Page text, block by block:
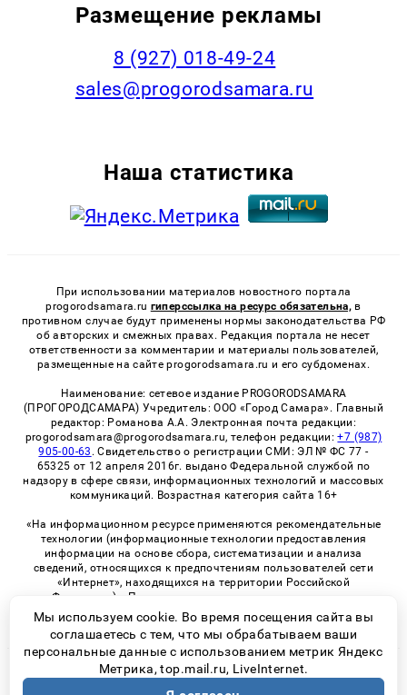
Размещение рекламы
8 (927) 018-49-24
sales@progorodsamara.ru
Наша статистика
При использовании материалов новостного портала
progorodsamara.ru гиперссылка на ресурс обязательна, в
противном случае будут применены нормы законодательства РФ
об авторских и смежных правах. Редакция портала не несет
ответственности за комментарии и материалы пользователей,
размещенные на сайте progorodsamara.ru и его субдоменах.
Наименование: сетевое издание PROGORODSAMARA
(ПРОГОРОДСАМАРА) Учредитель: ООО «Город Самара». Главный
редактор: Романова А.А. Электронная почта редакции:
progorodsamara@progorodsamara.ru, телефон редакции:+7 (987)
905-00-63 . Свидетельство о регистрации СМИ: ЭЛ № ФС 77 -
65325 от 12 апреля 2016г. выдано Федеральной службой по
надзору в сфере связи, информационных технологий и массовых
коммуникаций. Возрастная категория сайта 16+
«На информационном ресурсе применяются рекомендательные
технологии (информационные технологии предоставления
информации на основе сбора, систематизации и анализа
сведений, относящихся к предпочтениям пользователей сети
«Интернет», находящихся на территории Российской
Федерации)». Правила применения рекомендательных
технологий в виджетах рекламно-обменной сети
«СМИ2» (PDF)
© 2026 «ProGorodSamara» | Все права защищены
Мы используем cookie. Во время посещения сайта вы
соглашаетесь с тем, что мы обрабатываем ваши
персональные данные с использованием метрик Яндекс
Метрика, top.mail.ru, LiveInternet.